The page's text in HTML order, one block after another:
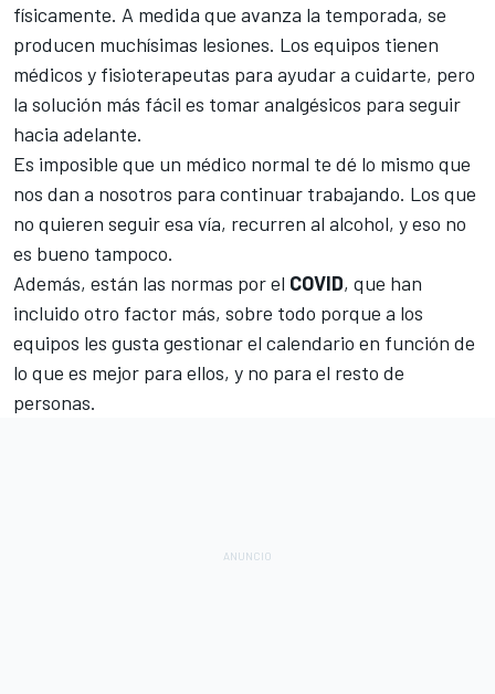
físicamente. A medida que avanza la temporada, se
producen muchísimas lesiones. Los equipos tienen
médicos y fisioterapeutas para ayudar a cuidarte, pero
la solución más fácil es tomar analgésicos para seguir
hacia adelante.
Es imposible que un médico normal te dé lo mismo que
nos dan a nosotros para continuar trabajando. Los que
no quieren seguir esa vía, recurren al alcohol, y eso no
es bueno tampoco.
Además, están las normas por el COVID, que han
incluido otro factor más, sobre todo porque a los
equipos les gusta gestionar el calendario en función de
lo que es mejor para ellos, y no para el resto de
personas.